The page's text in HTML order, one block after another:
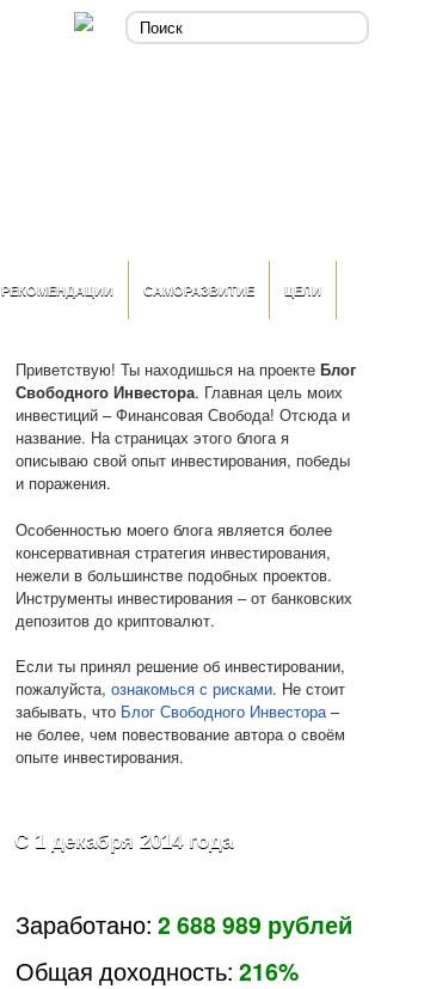
РЕКОМЕНДАЦИИ САМОРАЗВИТИЕ ЦЕЛИ
Приветствую! Ты находишься на проекте Блог
Свободного Инвестора. Главная цель моих
инвестиций – Финансовая Свобода! Отсюда и
название. На страницах этого блога я
описываю свой опыт инвестирования, победы
и поражения.
Особенностью моего блога является более
консервативная стратегия инвестирования,
нежели в большинстве подобных проектов.
Инструменты инвестирования – от банковских
депозитов до криптовалют.
Если ты принял решение об инвестировании,
пожалуйста, ознакомься с рисками. Не стоит
забывать, что Блог Свободного Инвестора–
не более, чем повествование автора о своём
опыте инвестирования.
С 1 декабря 2014 года
Заработано: 2 688 989 рублей
Общая доходность: 216%